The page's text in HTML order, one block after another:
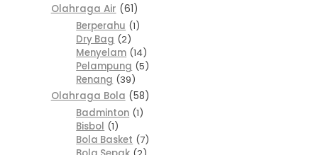
Olahraga Air
61
Berperahu 1
Dry Bag 2
Menyelam 14
Pelampung 5
Renang 39
Olahraga Bola
58
Badminton 1
Bisbol 1
Bola Basket 7